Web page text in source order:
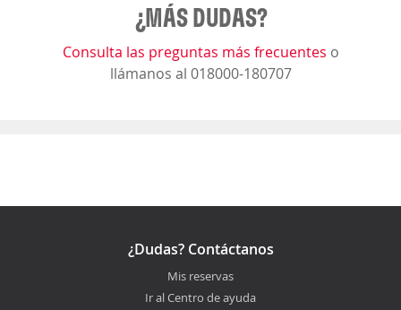
¿MÁS DUDAS?
Consulta las preguntas más frecuentes o
llámanos al 018000-180707
¿Dudas? Contáctanos
Mis reservas
Ir al Centro de ayuda